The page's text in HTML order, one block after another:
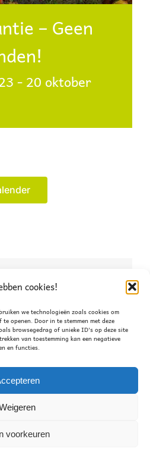
cookies!
we technologieën zoals cookies om
openen. Door in te stemmen met deze
browsegedrag of unieke ID's op deze site
van toestemming kan een negatieve
en functies.
voorkeuren
– Geen
-20 oktober
kies je
Facebook
X WhatsApp
Informatie over deze website